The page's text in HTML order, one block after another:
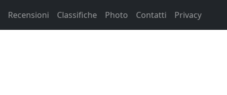
Recensioni Classifiche Photo Contatti Privacy